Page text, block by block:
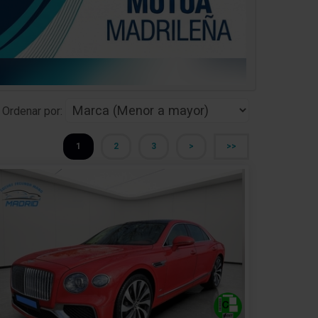
Ordenar por:
1 2 3 > >>